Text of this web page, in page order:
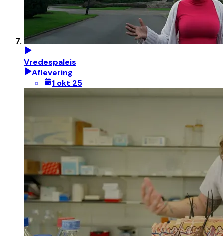
Vredespaleis
Aflevering
1 okt 25